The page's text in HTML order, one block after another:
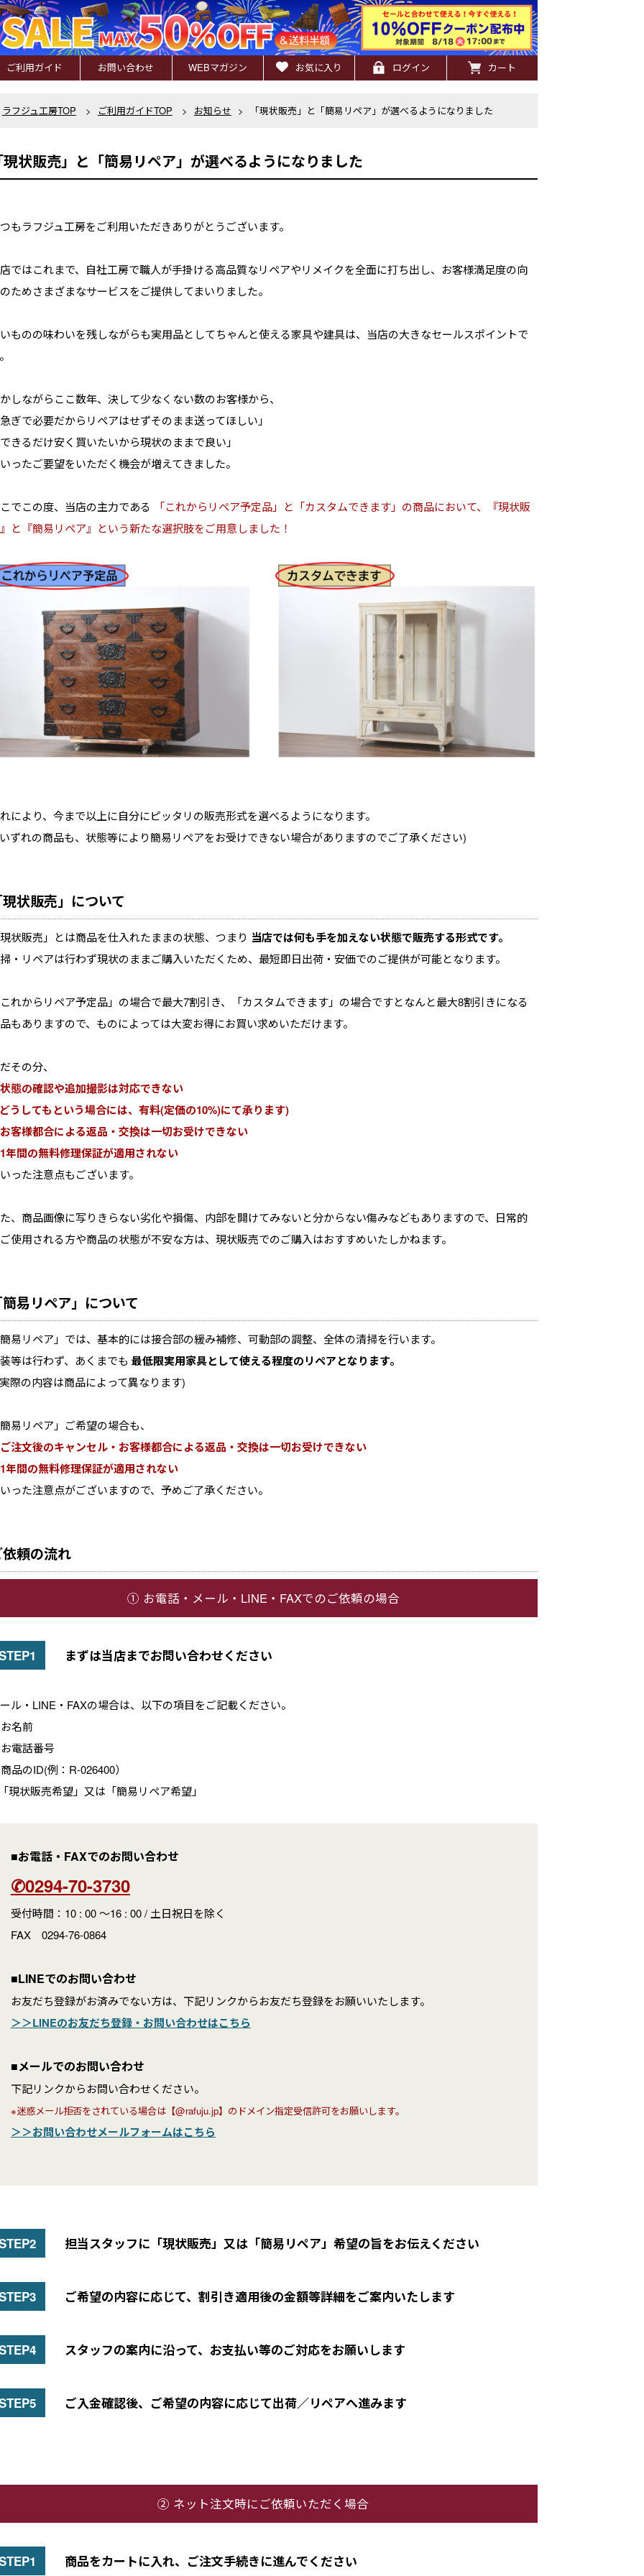
ご利用ガイド お問い合わせ WEBマガジン お気に入り ログイン カート
ラフジュ工房TOP > ご利用ガイドTOP > お知らせ > 「現状販売」と「簡易リペア」が選べるようになりました
現状販売」と「簡易リペア」が選べるようになりました
もラフジュ工房をご利用いただきありがとうございます。
ではこれまで、自社工房で職人が手掛ける高品質なリペアやリメイクを全面に打ち出し、お客様満足度の向
のためさまざまなサービスをご提供してまいりました。
ものの味わいを残しながらも実用品としてちゃんと使える家具や建具は、当店の大きなセールスポイントで
しながらここ数年、決して少なくない数のお客様から、
急ぎで必要だからリペアはせずそのまま送ってほしい」
できるだけ安く買いたいから現状のままで良い」
ったご要望をいただく機会が増えてきました。
でこの度、当店の主力である
「これからリペア予定品」と「カスタムできます」の商品において、『現状販
と『簡易リペア』という新たな選択肢をご用意しました！
により、今まで以上に自分にピッタリの販売形式を選べるようになります。
ずれの商品も、状態等により簡易リペアをお受けできない場合がありますのでご了承ください)
現状販売」について
現状販売」とは商品を仕入れたままの状態、つまり 当店では何も手を加えない状態で販売する形式です。
・リペアは行わず現状のままご購入いただくため、最短即日出荷・安価でのご提供が可能となります。
これからリペア予定品」の場合で最大7割引き、「カスタムできます」の場合ですとなんと最大8割引きになる
もありますので、ものによっては大変お得にお買い求めいただけます。
その分、
状態の確認や追加撮影は対応できない
うしてもという場合には、有料(定価の10%)にて承ります)
お客様都合による返品・交換は一切お受けできない
1年間の無料修理保証が適用されない
った注意点もございます。
、商品画像に写りきらない劣化や損傷、内部を開けてみないと分からない傷みなどもありますので、日常的
使用される方や商品の状態が不安な方は、現状販売でのご購入はおすすめいたしかねます。
簡易リペア」について
簡易リペア」では、基本的には接合部の緩み補修、可動部の調整、全体の清掃を行います。
等は行わず、あくまでも 最低限実用家具として使える程度のリペアとなります。
際の内容は商品によって異なります)
簡易リペア」ご希望の場合も、
ご注文後のキャンセル・お客様都合による返品・交換は一切お受けできない
1年間の無料修理保証が適用されない
った注意点がございますので、予めご了承ください。
依頼の流れ
① お電話・メール・LINE・FAXでのご依頼の場合
まずは当店までお問い合わせください
ル・LINE・FAXの場合は、以下の項目をご記載ください。
名前
電話番号
品のID(例：R-026400）
現状販売希望」又は「簡易リペア希望」
■お電話・FAXでのお問い合わせ
✆0294-70-3730
受付時間：10 : 00 ～16 : 00 / 土日祝日を除く
FAX 0294-76-0864
■LINEでのお問い合わせ
お友だち登録がお済みでない方は、下記リンクからお友だち登録をお願いいたします。
＞＞LINEのお友だち登録・お問い合わせはこちら
■メールでのお問い合わせ
下記リンクからお問い合わせください。
※迷惑メール拒否をされている場合は【@rafuju.jp】のドメイン指定受信許可をお願いします。
＞＞お問い合わせメールフォームはこちら
担当スタッフに「現状販売」又は「簡易リペア」希望の旨をお伝えください
ご希望の内容に応じて、割引き適用後の金額等詳細をご案内いたします
スタッフの案内に沿って、お支払い等のご対応をお願いします
ご入金確認後、ご希望の内容に応じて出荷／リペアへ進みます
② ネット注文時にご依頼いただく場合
商品をカートに入れ、ご注文手続きに進んでください